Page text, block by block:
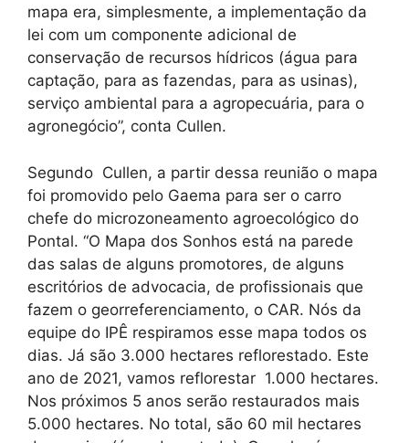
mapa era, simplesmente, a implementação da
lei com um componente adicional de
conservação de recursos hídricos (água para
captação, para as fazendas, para as usinas),
serviço ambiental para a agropecuária, para o
agronegócio”, conta Cullen.
Segundo Cullen, a partir dessa reunião o mapa
foi promovido pelo Gaema para ser o carro
chefe do microzoneamento agroecológico do
Pontal. “O Mapa dos Sonhos está na parede
das salas de alguns promotores, de alguns
escritórios de advocacia, de profissionais que
fazem o georreferenciamento, o CAR. Nós da
equipe do IPÊ respiramos esse mapa todos os
dias. Já são 3.000 hectares reflorestado. Este
ano de 2021, vamos reflorestar 1.000 hectares.
Nos próximos 5 anos serão restaurados mais
5.000 hectares. No total, são 60 mil hectares